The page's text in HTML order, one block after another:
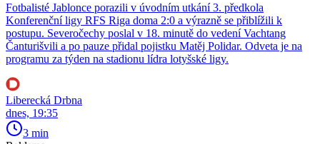
Fotbalisté Jablonce porazili v úvodním utkání 3. předkola
Konferenční ligy RFS Riga doma 2:0 a výrazně se přiblížili k
postupu. Severočechy poslal v 18. minutě do vedení Vachtang
Čanturišvili a po pauze přidal pojistku Matěj Polidar. Odveta je na
programu za týden na stadionu lídra lotyšské ligy.
Liberecká Drbna
dnes, 19:35
3 min